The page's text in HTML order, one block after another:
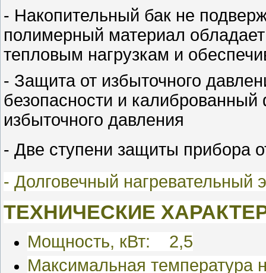
- Накопительный бак не
полимерный материал
тепловым нагрузкам и
- Защита от избыточного
безопасности и
избыточного давления
- Две ступени защиты прибора
- Долговечный нагревательный
ТЕХНИЧЕСКИЕ
Мощность, кВт: 2,5
Максимальная